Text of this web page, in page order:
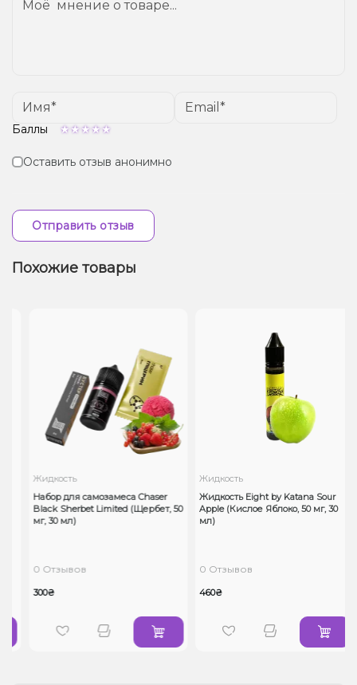
Баллы
Оставить отзыв анонимно
Отправить отзыв
Похожие товары
Жидкость
Набор для самозамеса Chaser
Black Sherbet Limited (Щербет, 50
мг, 30 мл)
0 Отзывов
300₴
Жидкость
Жидкость Eight by Katana Sour
Apple (Кислое Яблоко, 50 мг, 30
мл)
0 Отзывов
460₴